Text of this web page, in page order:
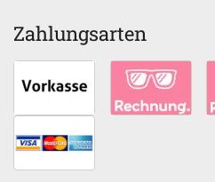
Zahlungsarten